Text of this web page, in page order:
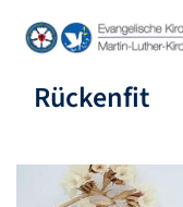
Rückenfit